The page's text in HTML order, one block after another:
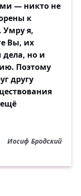
— никто не
к
Умру я,
Вы, их
но и
Поэтому
другу
Иосиф Бродский